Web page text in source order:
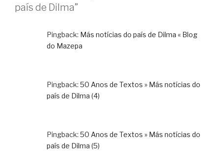
país de Dilma”
Pingback: Más notícias do país de Dilma « Blog
do Mazepa
Pingback: 50 Anos de Textos » Más notícias do
país de Dilma (4)
Pingback: 50 Anos de Textos » Más notícias do
país de Dilma (5)